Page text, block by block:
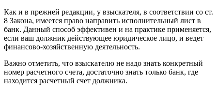
Как и в прежней редакции, у взыскателя, в соответствии со ст.
8 Закона, имеется право направить исполнительный лист в
банк. Данный способ эффективен и на практике применяется,
если ваш должник действующее юридическое лицо, и ведет
финансово-хозяйственную деятельность.
Важно отметить, что взыскателю не надо знать конкретный
номер расчетного счета, достаточно знать только банк, где
находится расчетный счет должника.